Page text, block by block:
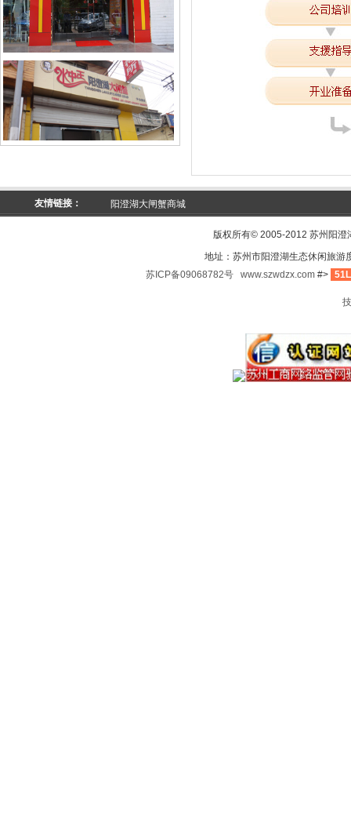
友情链接： 阳澄湖大闸蟹商城
版权所有© 2005-2012 苏州阳
地址：苏州市阳澄湖生态休闲旅
苏ICP备09068782号
www.szwdzx.com #>